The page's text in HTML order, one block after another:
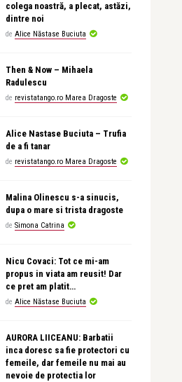
colega noastră, a plecat, astăzi,
dintre noi
de Alice Năstase Buciuta
Then & Now – Mihaela
Radulescu
de revistatango.ro Marea Dragoste
Alice Nastase Buciuta – Trufia
de a fi tanar
de revistatango.ro Marea Dragoste
Malina Olinescu s-a sinucis,
dupa o mare si trista dragoste
de Simona Catrina
Nicu Covaci: Tot ce mi-am
propus in viata am reusit! Dar
ce pret am platit…
de Alice Năstase Buciuta
AURORA LIICEANU: Barbatii
inca doresc sa fie protectori cu
femeile, dar femeile nu mai au
nevoie de protectia lor